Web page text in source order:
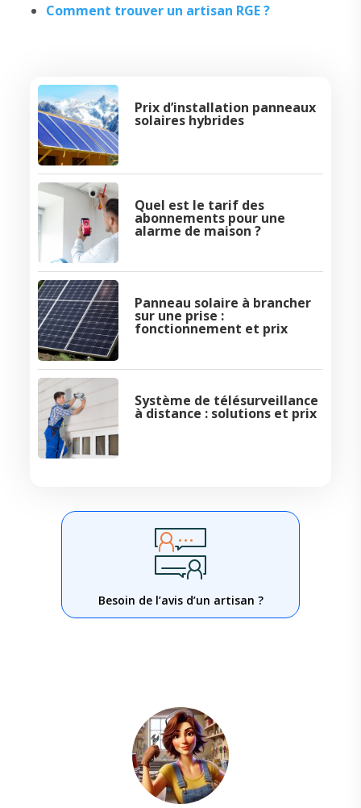
Comment trouver un artisan RGE ?
Prix d’installation panneaux
solaires hybrides
Quel est le tarif des
abonnements pour une
alarme de maison ?
Panneau solaire à brancher
sur une prise :
fonctionnement et prix
Système de télésurveillance
à distance : solutions et prix
Besoin de l’avis d’un artisan ?